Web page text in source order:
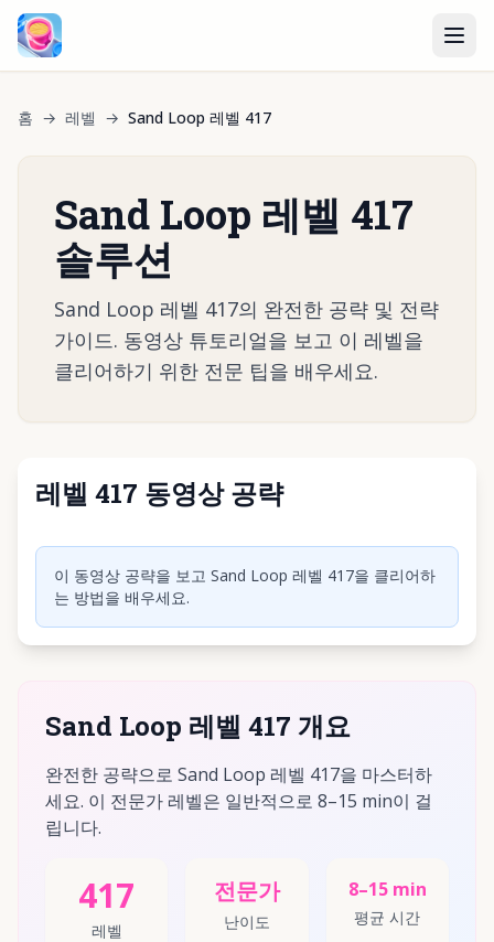
홈 → 레벨 → Sand Loop 레벨 417
Sand Loop 레벨 417
솔루션
Sand Loop 레벨 417의 완전한 공략 및 전략
가이드. 동영상 튜토리얼을 보고 이 레벨을
클리어하기 위한 전문 팁을 배우세요.
레벨 417 동영상 공략
동영상 재생하려면 클릭
이 동영상 공략을 보고 Sand Loop 레벨 417을 클리어하
는 방법을 배우세요.
Sand Loop 레벨 417 개요
완전한 공략으로 Sand Loop 레벨 417을 마스터하
세요. 이 전문가 레벨은 일반적으로 8–15 min이 걸
립니다.
417
레벨
전문가
난이도
8–15 min
평균 시간